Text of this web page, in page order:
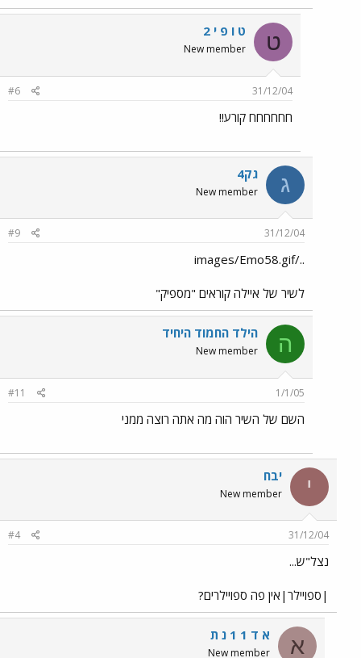
ט ט ו פ י 2
New member
31/12/04
#6
חחחחחח קורע!!
ג גק4
New member
31/12/04
#9
../images/Emo58.gif
לשיר של איילה קוראים "מספיק"
ה הילד החמוד היחיד
New member
1/1/05
#11
השם של השיר הוה מה אתה רוצה ממני
י יבח
New member
31/12/04
#4
נצל"ש...
|ספויילר|אין פה ספויילרים?
א א ד 1 1 נ ת
New member